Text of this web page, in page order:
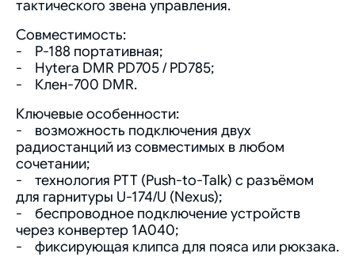
тактического звена управления.
Совместимость:
- Р-188 портативная;
- Hytera DMR PD705 / PD785;
- Клен-700 DMR.
Ключевые особенности:
- возможность подключения двух
радиостанций из совместимых в любом
сочетании;
- технология PTT (Push-to-Talk) с разъёмом
для гарнитуры U-174/U (Nexus);
- беспроводное подключение устройств
через конвертер 1А040;
- фиксирующая клипса для пояса или рюкзака.